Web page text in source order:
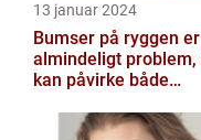
13 januar 2024
Bumser på ryggen
almindeligt problem,
kan påvirke både